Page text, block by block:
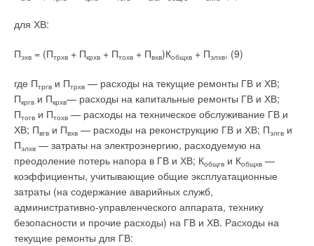
для ХВ:
Пэхв = (Птрхв + Пкрхв + Птохв + Пвхв)Кобщхв + Пэлхв, (9)
где Птргв и Птрхв — расходы на текущие ремонты ГВ и ХВ;
Пкргв и Пкрхв— расходы на капитальные ремонты ГВ и ХВ;
Птогв и Птохв — расходы на техническое обслуживание ГВ и
ХВ; Пвгв и Пвхв — расходы на реконструкцию ГВ и ХВ; Пэлгв и
Пэлхв — затраты на электроэнергию, расходуемую на
преодоление потерь напора в ГВ и ХВ; Кобщгв и Кобщхв —
коэффициенты, учитывающие общие эксплуатационные
затраты (на содержание аварийных служб,
административно-управленческого аппарата, технику
безопасности и прочие расходы) на ГВ и ХВ. Расходы на
текущие ремонты для ГВ: